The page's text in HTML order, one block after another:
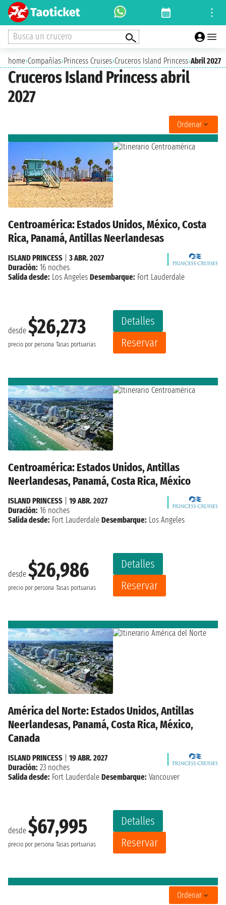
Busca un crucero
home›Compañías›Princess Cruises›Cruceros Island Princess›Abril 2027
Cruceros Island Princess abril
2027
Ordenar
Centroamérica: Estados Unidos, México, Costa
Rica, Panamá, Antillas Neerlandesas
desde $26,273
precio por persona Tasas portuarias
Detalles
Reservar
ISLAND PRINCESS
3 ABR. 2027
Duración: 16 noches
Salida desde: Los Angeles Desembarque: Fort Lauderdale
Centroamérica: Estados Unidos, Antillas
Neerlandesas, Panamá, Costa Rica, México
desde $26,986
precio por persona Tasas portuarias
Detalles
Reservar
ISLAND PRINCESS
19 ABR. 2027
Duración: 16 noches
Salida desde: Fort Lauderdale Desembarque: Los Angeles
América del Norte: Estados Unidos, Antillas
Neerlandesas, Panamá, Costa Rica, México,
Canada
desde $67,995
precio por persona Tasas portuarias
Detalles
Reservar
ISLAND PRINCESS
19 ABR. 2027
Duración: 23 noches
Salida desde: Fort Lauderdale Desembarque: Vancouver
Ordenar